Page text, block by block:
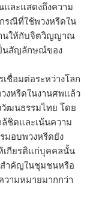
และแสดงถึงความ
รณีที่ใช้พวงหรีดใน
นให้กับจิตวิญญาณ
นสัญลักษณ์ของ
ชื่อมต่อระหว่างโลก
หรีดในงานศพแล้ว
ฒนธรรมไทย โดย
ชิดและเน้นความ
มอบพวงหรีดยัง
เกียรติแก่บุคคลนั้น
ำคัญในชุมชนหรือ
วามหมายมากกว่า